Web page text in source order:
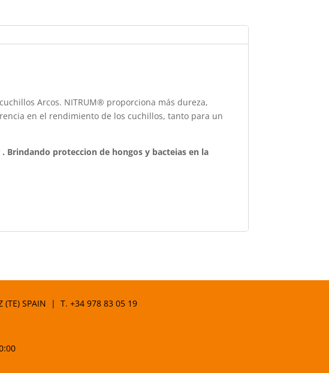
Arcos. NITRUM® proporciona más dureza,
en el rendimiento de los cuchillos, tanto para un
Brindando proteccion de hongos y bacteias en la
(TE) SPAIN | T. +34 978 83 05 19